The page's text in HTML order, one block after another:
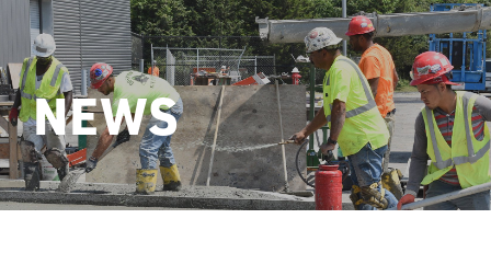
OUR FUNDS
Photo ID
UPDATES
NEWS